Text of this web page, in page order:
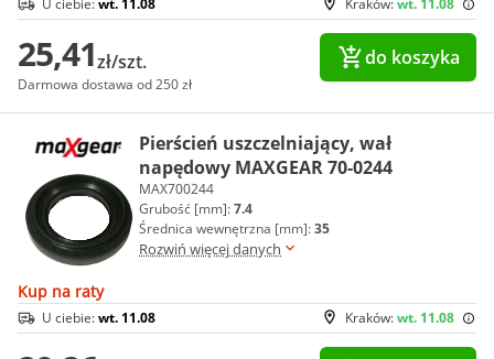
Kraków:wt. 11.08
U ciebie:wt. 11.08
25,41zł/szt.
Darmowa dostawa od 250 zł
do koszyka
Pierścień uszczelniający, wał
napędowy MAXGEAR 70-0244
MAX700244
Grubość [mm]:7.4
Średnica wewnętrzna [mm]:35
Rozwiń więcej danych
Kup na raty
Kraków:wt. 11.08
U ciebie:wt. 11.08